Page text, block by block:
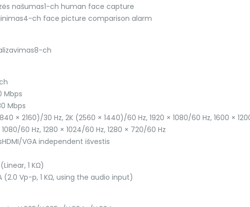
našumas1-ch human face capture
4-ch face picture comparison alarm
8-ch
Mbps
Mbps
× 2160)/30 Hz, 2K (2560 × 1440)/60 Hz, 1920 × 1080/60 Hz, 1600 ×
60 Hz, 1280 × 1024/60 Hz, 1280 × 720/60 Hz
HDMI/VGA independent išvestis
1 KΩ)
(2.0 Vp-p, 1 KΩ, using the audio input)